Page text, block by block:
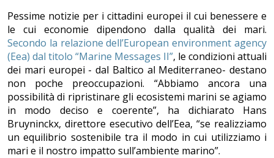
Pessime notizie per i cittadini europei il cui benessere e
le cui economie dipendono dalla qualità dei mari.
Secondo la relazione dell’European environment agency
(Eea) dal titolo “Marine Messages II”, le condizioni attuali
dei mari europei - dal Baltico al Mediterraneo- destano
non poche preoccupazioni. “Abbiamo ancora una
possibilità di ripristinare gli ecosistemi marini se agiamo
in modo deciso e coerente”, ha dichiarato Hans
Bruyninckx, direttore esecutivo dell’Eea, “se realizziamo
un equilibrio sostenibile tra il modo in cui utilizziamo i
mari e il nostro impatto sull’ambiente marino”.